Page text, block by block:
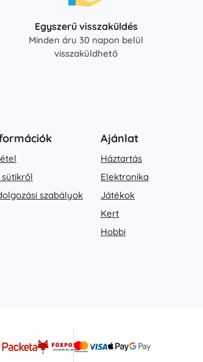
Egyszerű visszaküldés
Minden áru 30 napon belül
visszaküldhető
szabályok
Ajánlat
Háztartás
Elektronika
Játékok
Kert
Hobbi